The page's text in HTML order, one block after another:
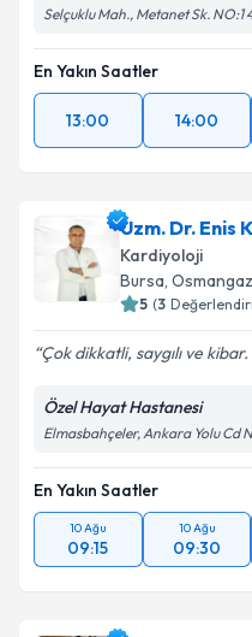
Selçuklu Mah., Metanet Sk. NO:1
En Yakın Saatler
13:00 14:00
Uzm. Dr. Enis
Kardiyoloji
Bursa,
5 (3
Çok dikkatli, saygılı ve
Özel Hayat Hastanesi
Elmasbahçeler, Ankara Yolu Cd
En Yakın Saatler
10 Ağu
09:15
10 Ağu
09:30